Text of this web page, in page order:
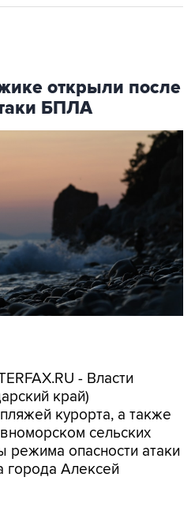
открыли после
БПЛА
- Власти
край)
курорта, а также
сельских
режима опасности атаки
Алексей